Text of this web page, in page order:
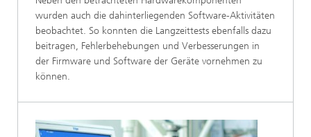
wurden auch die dahinterliegenden Software-Aktivitäten
beobachtet. So konnten die Langzeittests ebenfalls dazu
beitragen, Fehlerbehebungen und Verbesserungen in
der Firmware und Software der Geräte vornehmen zu
können.